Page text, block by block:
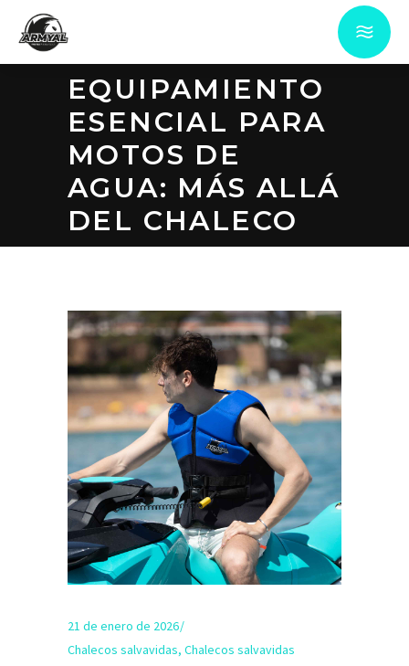
EQUIPAMIENTO
ESENCIAL PARA
MOTOS DE
AGUA: MÁS ALLÁ
DEL CHALECO
21 de enero de 2026
Chalecos salvavidas, Chalecos salvavidas